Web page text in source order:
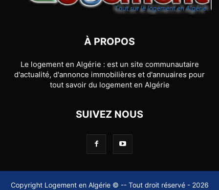
À PROPOS
Le logement en Algérie : est un site communautaire
d'actualité, d'annonce immobilières et d'annuaires pour
tout savoir du logement en Algérie
SUIVEZ NOUS
Copyright Logement en Algérie © -- Tout droit réservé - 2026